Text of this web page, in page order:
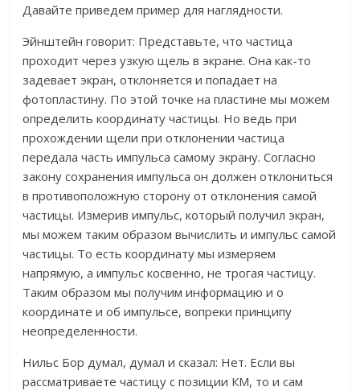
Давайте приведем пример для наглядности.
Эйнштейн говорит: Представьте, что частица
проходит через узкую щель в экране. Она как-то
задевает экран, отклоняется и попадает на
фотопластину. По этой точке на пластине мы можем
определить координату частицы. Но ведь при
прохождении щели при отклонении частица
передала часть импульса самому экрану. Согласно
закону сохранения импульса он должен отклониться
в противоположную сторону от отклонения самой
частицы. Измерив импульс, который получил экран,
мы можем таким образом вычислить и импульс самой
частицы. То есть координату мы измеряем
напрямую, а импульс косвенно, не трогая частицу.
Таким образом мы получим информацию и о
координате и об импульсе, вопреки принципу
неопределенности.
Нильс Бор думал, думал и сказал: Нет. Если вы
рассматриваете частицу с позиции КМ, то и сам